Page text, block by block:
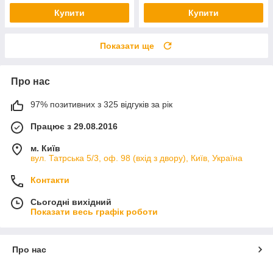
Купити Купити
Показати ще
Про нас
97% позитивних з 325 відгуків за рік
Працює з 29.08.2016
м. Київ
вул. Татрська 5/3, оф. 98 (вхід з двору), Київ, Україна
Контакти
Сьогодні вихідний
Показати весь графік роботи
Про нас